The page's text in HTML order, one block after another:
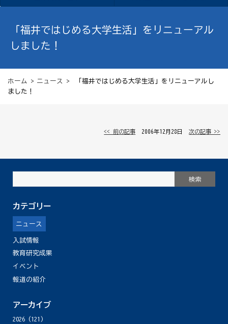
「福井ではじめる大学生活」をリニューアル
しました！
ホーム > ニュース
> 「福井ではじめる大学生活」をリニューアルし
ました！
<< 前の記事 │ 2006年12月28日 │次の記事 >>
カテゴリー
ニュース
入試情報
教育研究成果
イベント
報道の紹介
アーカイブ
2026(121)